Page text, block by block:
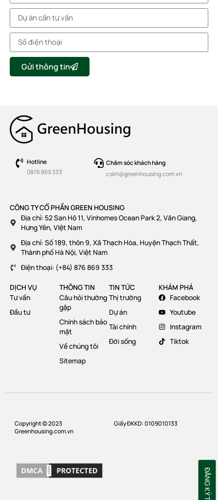
Gửi thông tin
Hotline
0876 869 333
Chăm sóc khách hàng
cskh@greenhousing.com.vn
CÔNG TY CỔ PHẦN GREEN HOUSING
Địa chỉ: 52 San Hô 11, Vinhomes Ocean Park 2, Văn Giang,
Hưng Yên, VIệt Nam
Địa chỉ: Số 189, thôn 9, Xã Thạch Hòa, Huyện Thạch Thất,
Thành phố Hà Nội, Việt Nam
Điện thoại: (+84) 876 869 333
DỊCH VỤ
Tư vấn
Đầu tư
THÔNG TIN
Câu hỏi thường
gặp
Chính sách bảo
mật
Về chúng tôi
Sitemap
TIN TỨC
Thị trường
Dự án
Tài chính
Đời sống
KHÁM PHÁ
Facebook
Youtube
Instagram
Tiktok
Copyright © 2023
Greenhousing.com.vn
Giấy ĐKKD: 0109010133